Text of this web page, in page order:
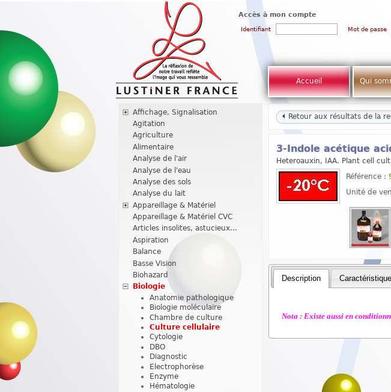
Accès à mon compte
Identifiant Mot de passe
Accueil Qui
Affichage, Signalisation
Agitation
Agriculture
Alimentaire
Analyse de l'air
Analyse de l'eau
Analyse des sols
Analyse du lait
Appareillage & Matériel
Appareillage & Matériel CVC
Articles insolites, astucieux...
Aspiration
Balance
Basse Vision
Biohazard
Biologie
Anatomie pathologique
Biologie moléculaire
Chambre de culture
Culture cellulaire
Cytologie
DBO
Diagnostic
Electrophorèse
Enzyme
Hématologie
Retour aux résultats de la
3-Indole acétique
Heteroauxin, IAA. Plant cell
Référence :
Unité de
Description
Nota : Existe aussi en